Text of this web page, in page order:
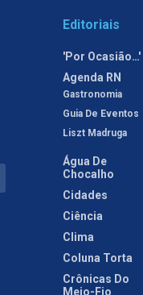
Editoriais
'Por Ocasião…'
Agenda RN
Gastronomia
Guia De Eventos
Liszt Madruga
Água De
Chocalho
Cidades
Ciência
Clima
Coluna Torta
Crônicas Do
Meio-Fio